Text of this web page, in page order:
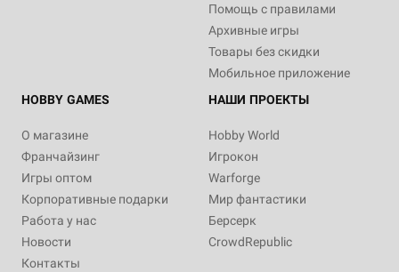
Помощь с правилами
Архивные игры
Товары без скидки
Мобильное приложение
HOBBY GAMES
О магазине
Франчайзинг
Игры оптом
Корпоративные подарки
Работа у нас
Новости
Контакты
НАШИ ПРОЕКТЫ
Hobby World
Игрокон
Warforge
Мир фантастики
Берсерк
CrowdRepublic